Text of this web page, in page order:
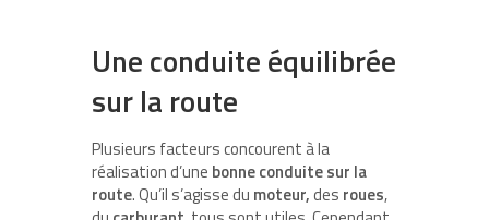
Une conduite équilibrée
sur la route
Plusieurs facteurs concourent à la
réalisation d’une bonne conduite sur la
route. Qu’il s’agisse du moteur,des roues,